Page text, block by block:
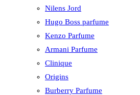
Nilens Jord
Hugo Boss parfume
Kenzo Parfume
Armani Parfume
Clinique
Origins
Burberry Parfume